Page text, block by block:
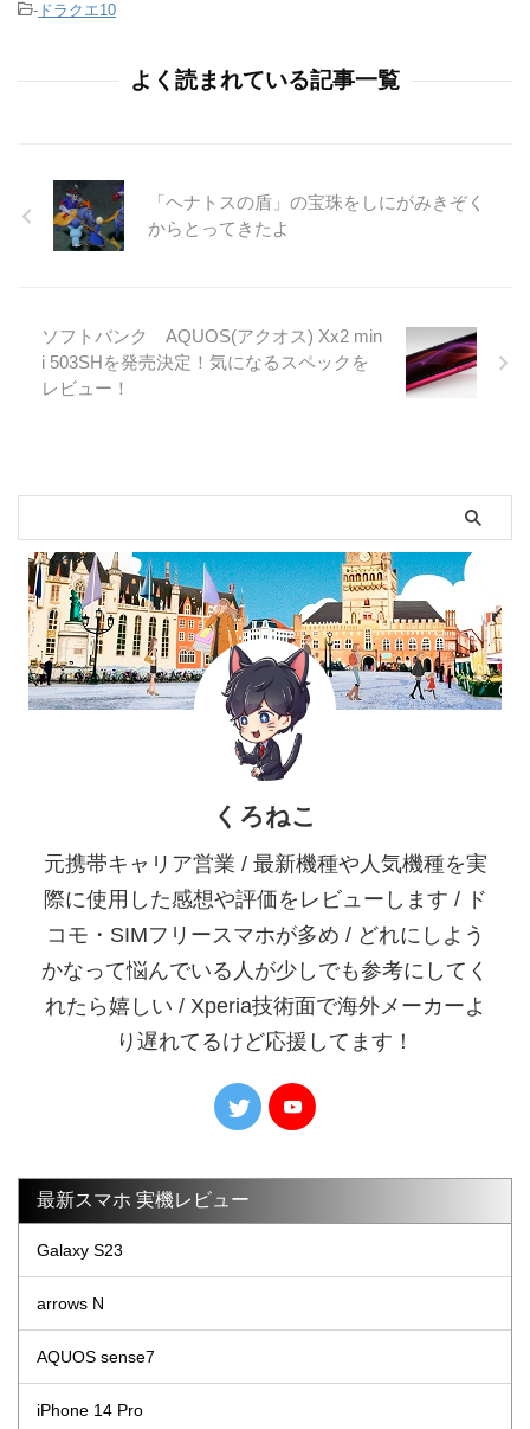
- ドラクエ10
よく読まれている記事一覧
「ヘナトスの盾」の宝珠をしにがみきぞく
からとってきたよ
ソフトバンク AQUOS(アクオス) Xx2 min
i 503SHを発売決定！気になるスペックを
レビュー！
くろねこ
元携帯キャリア営業 / 最新機種や人気機種を実
際に使用した感想や評価をレビューします / ド
コモ・SIMフリースマホが多め / どれにしよう
かなって悩んでいる人が少しでも参考にしてく
れたら嬉しい / Xperia技術面で海外メーカーよ
り遅れてるけど応援してます！
最新スマホ 実機レビュー
Galaxy S23
arrows N
AQUOS sense7
iPhone 14 Pro